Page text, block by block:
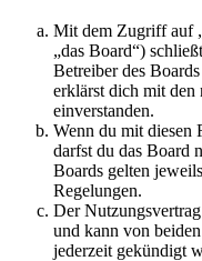
Mit dem Zugriff auf
„das Board“)
Betreiber des
erklärst dich mit den
einverstanden.
Wenn du mit diesen
darfst du das Board
Boards gelten
Regelungen.
Der
und kann von
jederzeit gekündigt